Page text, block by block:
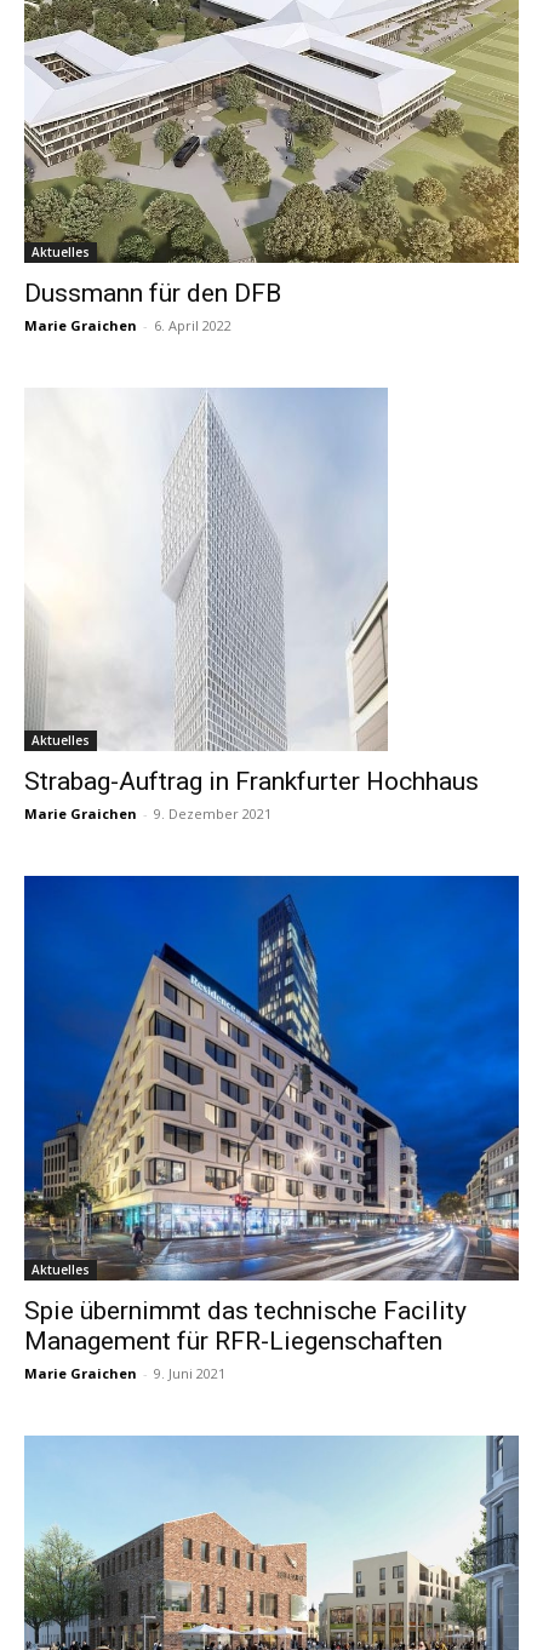
Aktuelles
Dussmann für den DFB
Marie Graichen - 6. April 2022
Aktuelles
Strabag-Auftrag in Frankfurter Hochhaus
Marie Graichen - 9. Dezember 2021
Aktuelles
Spie übernimmt das technische Facility
Management für RFR-Liegenschaften
Marie Graichen - 9. Juni 2021